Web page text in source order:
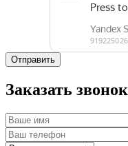
Отправить
Заказать звонок